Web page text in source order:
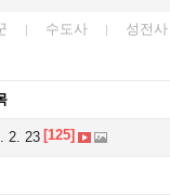
수도사 성전사
2. 23 [125]